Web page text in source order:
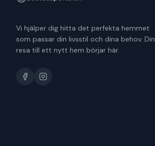
Vi hjälper dig hitta det perfekta hemmet
som passar din livsstil och dina behov. Din
resa till ett nytt hem börjar här.